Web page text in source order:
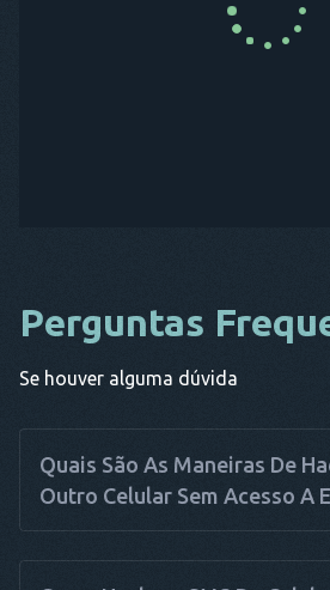
COMPRE
Perguntas
Se houver alguma dúvida
Quais São As Maneiras De
Outro Celular Sem Acesso A
Infelizmente, não há como hackear